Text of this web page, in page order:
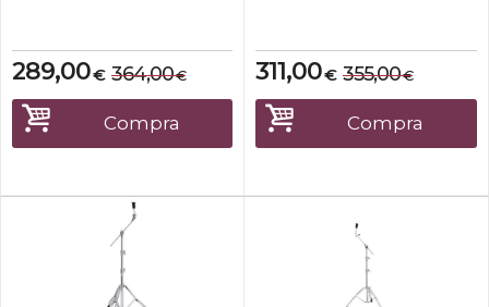
€
289,00 €
364,00
Compra
€
311,00 €
355,00
Compra